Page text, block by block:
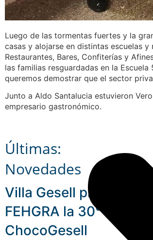
Luego de las tormentas fuertes y la
casas y alojarse en distintas escuelas
Restaurantes, Bares, Confiterías y
las familias resguardadas en la
queremos demostrar que el sector
Junto a Aldo Santalucia estuvieron
empresario gastronómico.
Últimas:
Novedades
Villa Gesell presentó en
FEHGRA la 30° Edición
ChocoGesell